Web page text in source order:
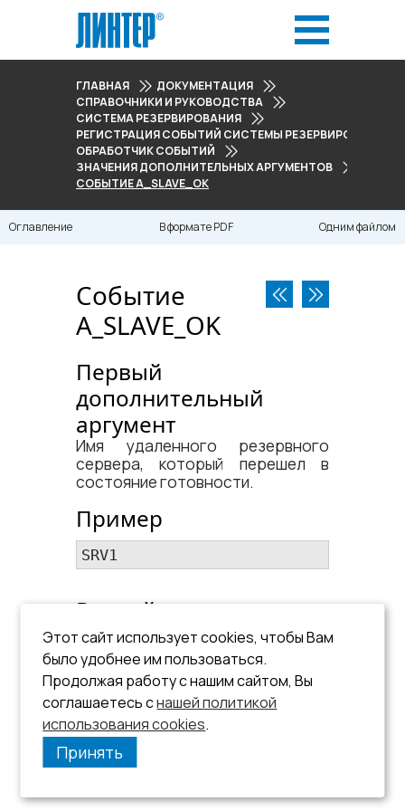
ГЛАВНАЯ
ДОКУМЕНТАЦИЯ
СПРАВОЧНИКИ И РУКОВОДСТВА
СИСТЕМА РЕЗЕРВИРОВАНИЯ
РЕГИСТРАЦИЯ СОБЫТИЙ СИСТЕМЫ РЕЗЕРВИРОВАНИЯ
ОБРАБОТЧИК СОБЫТИЙ
ЗНАЧЕНИЯ ДОПОЛНИТЕЛЬНЫХ АРГУМЕНТОВ
СОБЫТИЕ A_SLAVE_OK
Оглавление В формате PDF Одним файлом
Событие
A_SLAVE_OK
Первый
дополнительный
аргумент
Имя удаленного резервного
сервера, который перешел в
состояние готовности.
Пример
SRV1
Второй
дополнительный
аргумент
Отсутствует.
Этот сайт использует cookies, чтобы Вам
было удобнее им пользоваться.
Продолжая работу с нашим сайтом, Вы
соглашаетесь снашей политикой
использования cookies.
Принять